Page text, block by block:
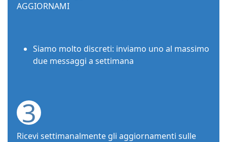
AGGIORNAMI
Siamo molto discreti: inviamo uno al massimo
due messaggi a settimana
3
Ricevi settimanalmente gli aggiornamenti sulle